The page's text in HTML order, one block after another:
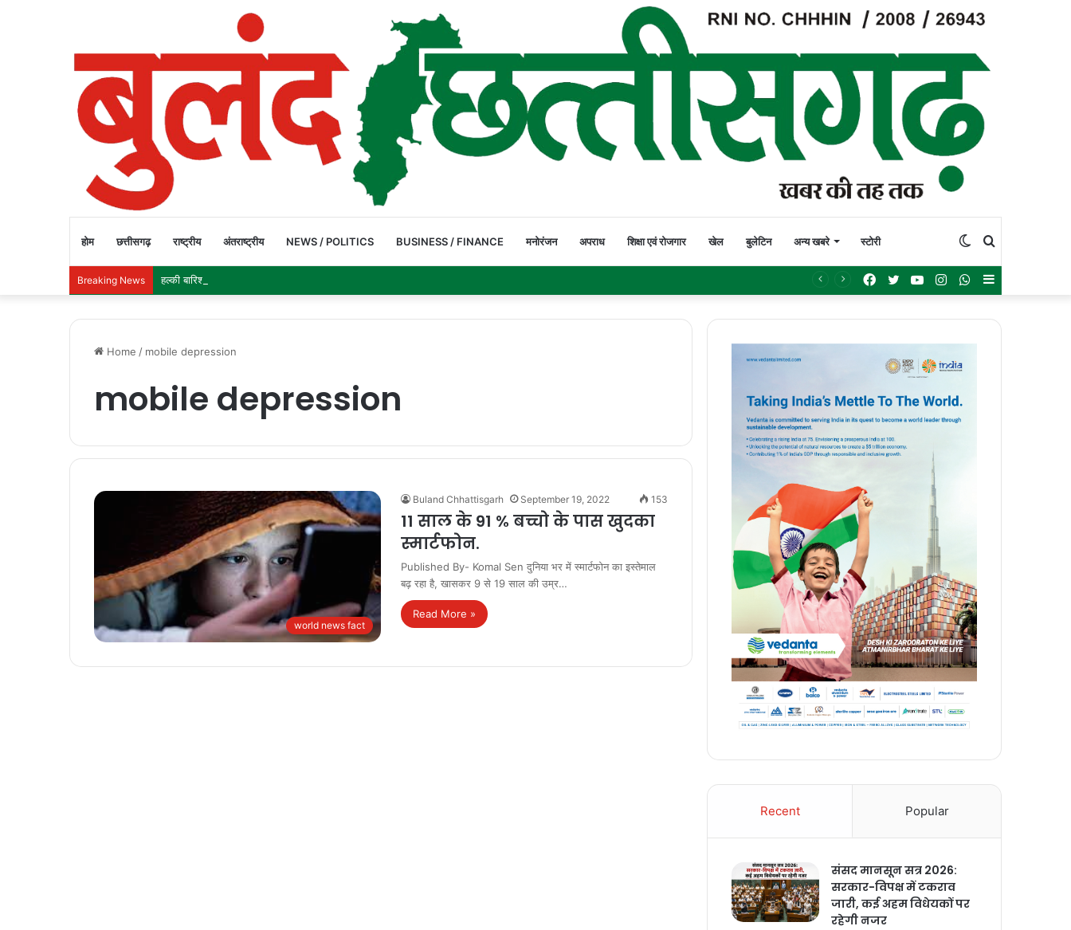
होम छत्तीसगढ़ राष्ट्रीय अंतराष्ट्रीय NEWS / POLITICS BUSINESS / FINANCE मनोरंजन अपराध शिक्षा एवं रोजगार खेल बुलेटिन अन्य खबरे स्टोरी Search
Switch
Breaking News हल्की बारिश में उफनता नाला, जान जोखिम में डालकर पार कर रहे ग्रामीण और स्कूली बच्चे WhatsApp
Instagram
YouTube
Twitter
Facebook
Home / mobile depression
mobile depression
world news fact
Buland Chhattisgarh September 19, 2022 153
11 साल के 91 % बच्चो के पास खुदका
स्मार्टफोन.
Published By- Komal Sen दुनिया भर में स्मार्टफोन का इस्तेमाल
बढ़ रहा है, खासकर 9 से 19 साल की उम्र…
Read More »
Recent Popular
संसद मानसून सत्र 2026:
सरकार-विपक्ष में टकराव
जारी, कई अहम विधेयकों पर
रहेगी नजर